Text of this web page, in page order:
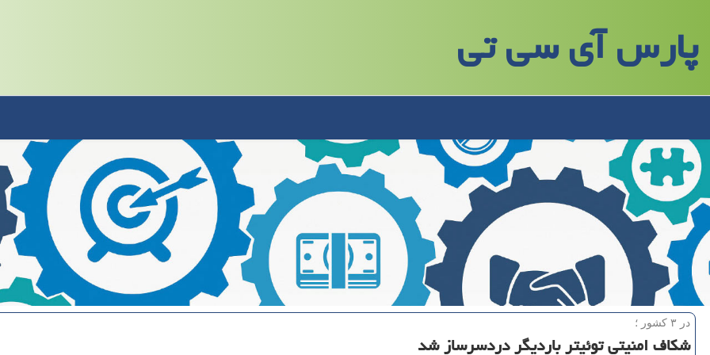
پارس آی سی تی
در ۳ كشور ؛
شكاف امنیتی توئیتر باردیگر دردسرساز شد